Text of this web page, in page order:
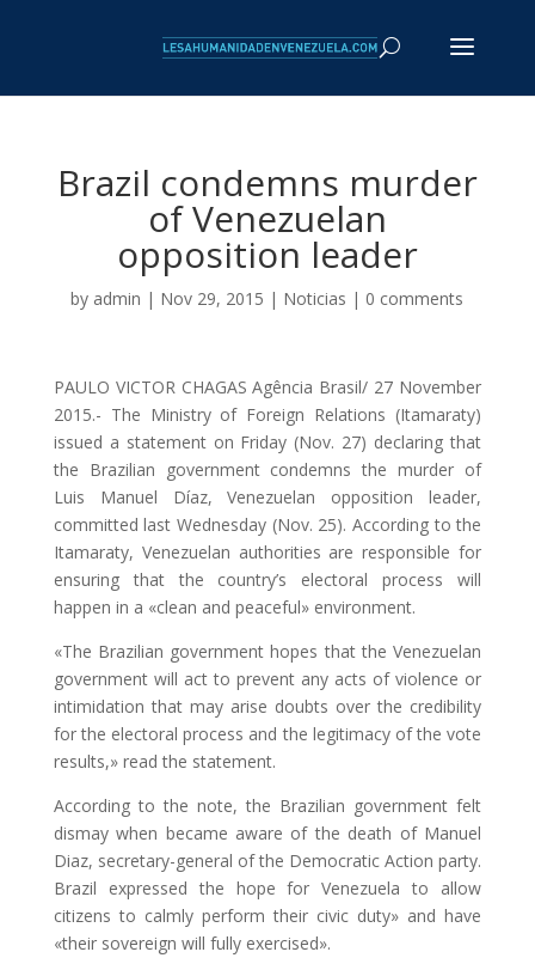
Brazil condemns murder
of Venezuelan
opposition leader
by admin | Nov 29, 2015 | Noticias | 0 comments
PAULO VICTOR CHAGAS Agência Brasil/ 27 November
2015.- The Ministry of Foreign Relations (Itamaraty)
issued a statement on Friday (Nov. 27) declaring that
the Brazilian government condemns the murder of
Luis Manuel Díaz, Venezuelan opposition leader,
committed last Wednesday (Nov. 25). According to the
Itamaraty, Venezuelan authorities are responsible for
ensuring that the country’s electoral process will
happen in a «clean and peaceful» environment.
«The Brazilian government hopes that the Venezuelan
government will act to prevent any acts of violence or
intimidation that may arise doubts over the credibility
for the electoral process and the legitimacy of the vote
results,» read the statement.
According to the note, the Brazilian government felt
dismay when became aware of the death of Manuel
Diaz, secretary-general of the Democratic Action party.
Brazil expressed the hope for Venezuela to allow
citizens to calmly perform their civic duty» and have
«their sovereign will fully exercised».